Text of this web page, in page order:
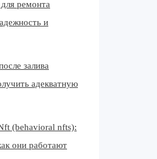
ремонта
и
залива
адекватную
(behavioral nfts):
они работают